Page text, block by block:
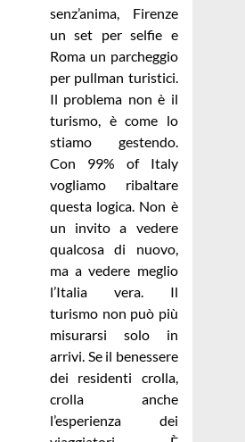
senz’anima, Firenze
un set per selfie e
Roma un parcheggio
per pullman turistici.
Il problema non è il
turismo, è come lo
stiamo gestendo.
Con 99% of Italy
vogliamo ribaltare
questa logica. Non è
un invito a vedere
qualcosa di nuovo,
ma a vedere meglio
l’Italia vera. Il
turismo non può più
misurarsi solo in
arrivi. Se il benessere
dei residenti crolla,
crolla anche
l’esperienza dei